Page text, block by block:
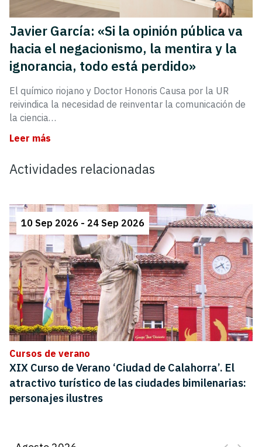
Javier García: «Si la opinión pública va
hacia el negacionismo, la mentira y la
ignorancia, todo está perdido»
El químico riojano y Doctor Honoris Causa por la UR
reivindica la necesidad de reinventar la comunicación de
la ciencia…
Leer más
Actividades relacionadas
10 Sep 2026 - 24 Sep 2026
Cursos de verano
XIX Curso de Verano ‘Ciudad de Calahorra’. El
atractivo turístico de las ciudades bimilenarias:
personajes ilustres